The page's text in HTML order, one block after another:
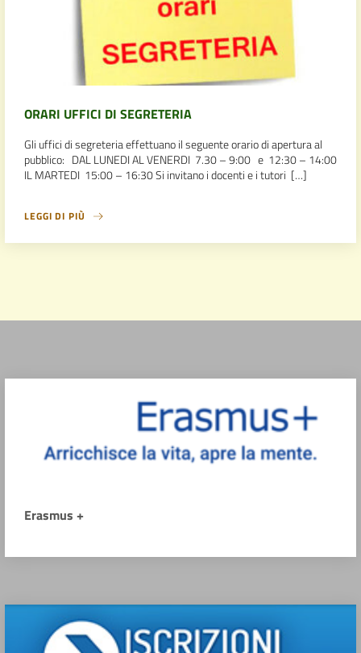
ORARI UFFICI DI SEGRETERIA
Gli uffici di segreteria effettuano il seguente orario di apertura al
pubblico: DAL LUNEDI AL VENERDI 7.30 – 9:00 e 12:30 – 14:00
IL MARTEDI 15:00 – 16:30 Si invitano i docenti e i tutori […]
LEGGI DI PIÙ
Erasmus +